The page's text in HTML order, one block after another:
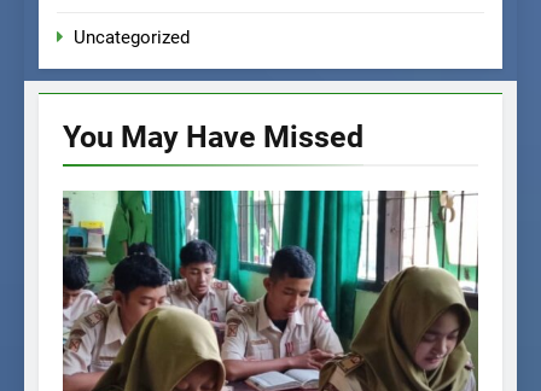
Uncategorized
You May Have Missed
UNCATEGORIZED